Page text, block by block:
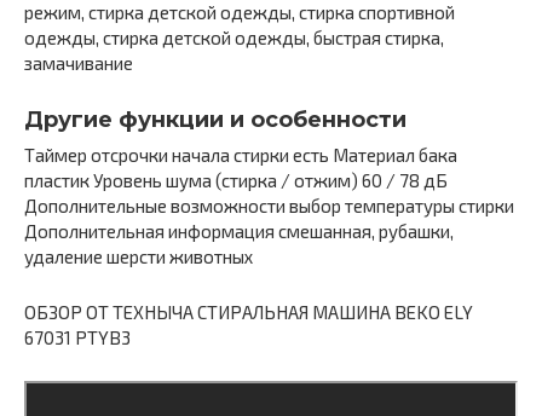
режим, стирка детской одежды, стирка спортивной
одежды, стирка детской одежды, быстрая стирка,
замачивание
Другие функции и особенности
Таймер отсрочки начала стирки есть Материал бака
пластик Уровень шума (стирка / отжим) 60 / 78 дБ
Дополнительные возможности выбор температуры стирки
Дополнительная информация смешанная, рубашки,
удаление шерсти животных
ОБЗОР ОТ ТЕХНЫЧА СТИРАЛЬНАЯ МАШИНА BEKO ELY
67031 PTYB3